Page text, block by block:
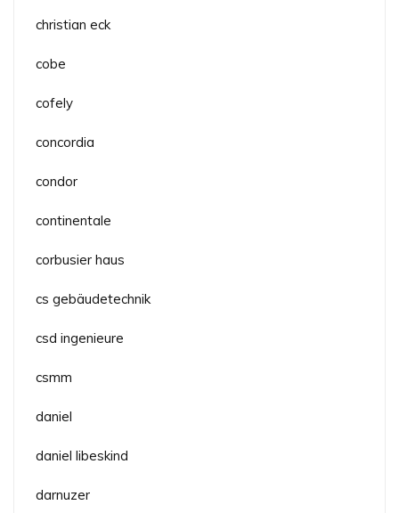
christian eck
cobe
cofely
concordia
condor
continentale
corbusier haus
cs gebäudetechnik
csd ingenieure
csmm
daniel
daniel libeskind
darnuzer